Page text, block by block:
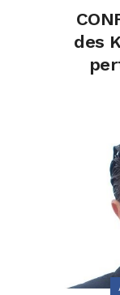
des